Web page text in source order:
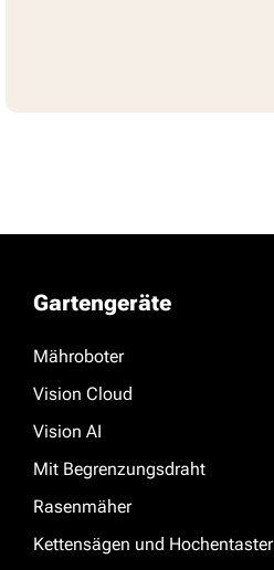
Gartengeräte
Mähroboter
Vision Cloud
Vision AI
Mit Begrenzungsdraht
Rasenmäher
Kettensägen und Hochentaster